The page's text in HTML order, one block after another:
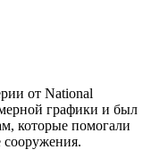
от National
графики и был
которые помогали